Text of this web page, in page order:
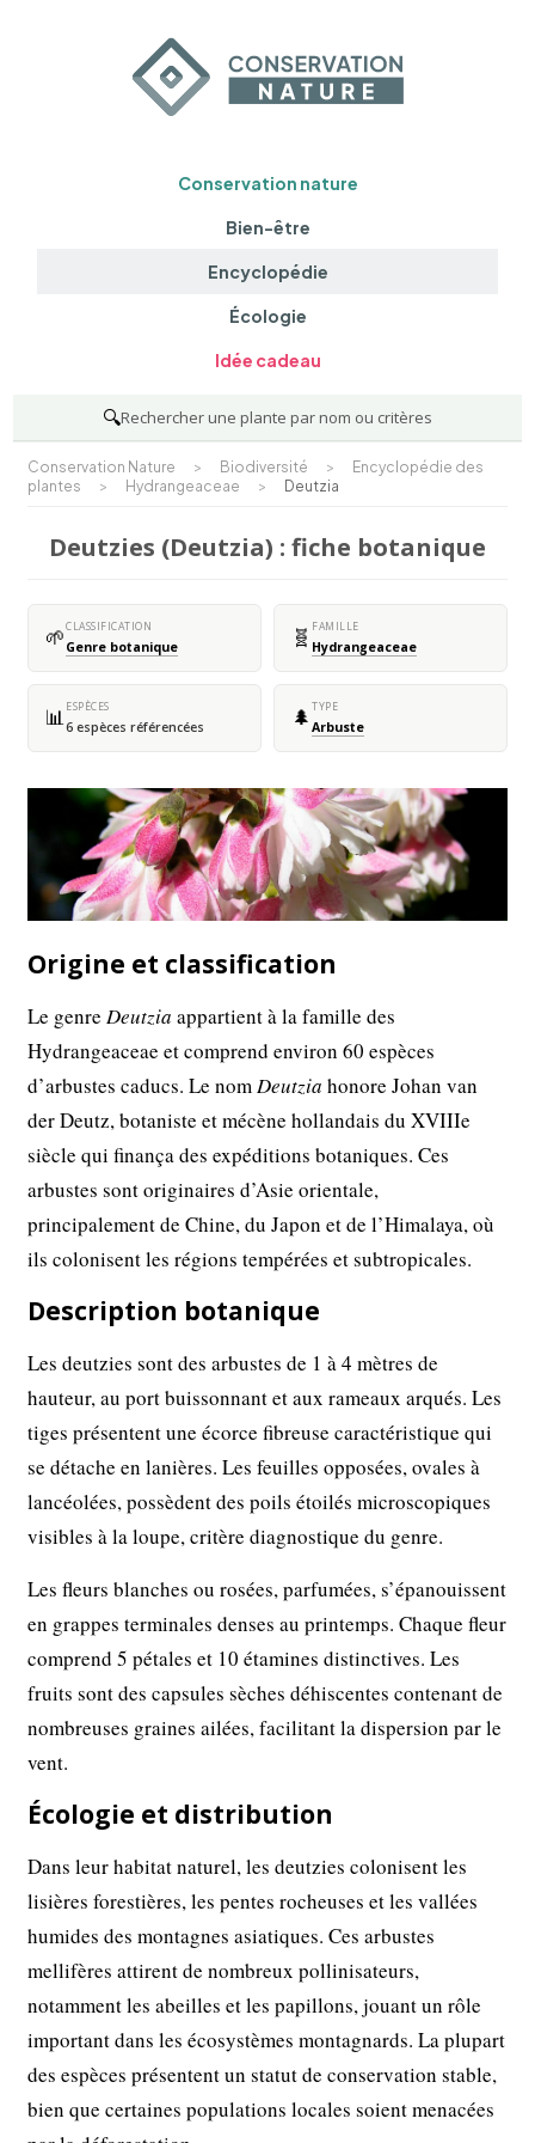
Conservation nature
Bien-être
Encyclopédie
Écologie
Idée cadeau
🔍Rechercher une plante par nom ou critères
Conservation Nature > Biodiversité >
Encyclopédie des
plantes
> Hydrangeaceae > Deutzia
Deutzies (Deutzia) : fiche botanique
🌱CLASSIFICATION
Genre botanique 🧬 FAMILLE
Hydrangeaceae
📊ESPÈCES
6 espèces référencées 🌲 TYPE
Arbuste
Origine et classification
Le genreDeutzia appartient à la famille des
Hydrangeaceae et comprend environ 60 espèces
d’arbustes caducs. Le nomDeutzia honore Johan van
der Deutz, botaniste et mécène hollandais du XVIIIe
siècle qui finança des expéditions botaniques. Ces
arbustes sont originaires d’Asie orientale,
principalement de Chine, du Japon et de l’Himalaya, où
ils colonisent les régions tempérées et subtropicales.
Description botanique
Les deutzies sont des arbustes de 1 à 4 mètres de
hauteur, au port buissonnant et aux rameaux arqués. Les
tiges présentent une écorce fibreuse caractéristique qui
se détache en lanières. Les feuilles opposées, ovales à
lancéolées, possèdent des poils étoilés microscopiques
visibles à la loupe, critère diagnostique du genre.
Les fleurs blanches ou rosées, parfumées, s’épanouissent
en grappes terminales denses au printemps. Chaque fleur
comprend 5 pétales et 10 étamines distinctives. Les
fruits sont des capsules sèches déhiscentes contenant de
nombreuses graines ailées, facilitant la dispersion par le
vent.
Écologie et distribution
Dans leur habitat naturel, les deutzies colonisent les
lisières forestières, les pentes rocheuses et les vallées
humides des montagnes asiatiques. Ces arbustes
mellifères attirent de nombreux pollinisateurs,
notamment les abeilles et les papillons, jouant un rôle
important dans les écosystèmes montagnards. La plupart
des espèces présentent un statut de conservation stable,
bien que certaines populations locales soient menacées